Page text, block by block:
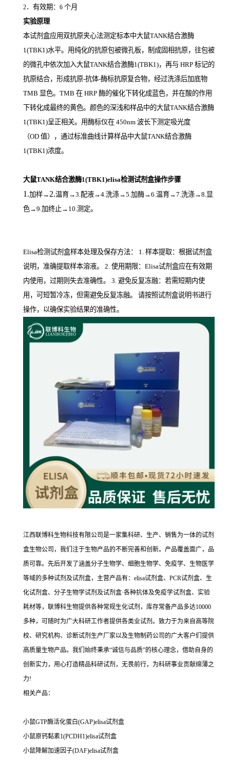
2．有效期： 6 个月
实验原理
本试剂盒应用双抗原夹心法测定标本中大鼠TANK结合激酶
1(TBK1)水平。用纯化的抗原包被微孔板，制成固相抗原，往包被
的微孔中依次加入大鼠TANK结合激酶1(TBK1)，再与 HRP 标记的
抗原结合，形成抗原-抗体-酶标抗原复合物，经过洗涤后加底物
TMB 显色。 TMB 在 HRP 酶的催化下转化成蓝色，并在酸的作用
下转化成最终的黄色。颜色的深浅和样品中的大鼠TANK结合激酶
1(TBK1)呈正相关。用酶标仪在 450nm 波长下测定吸光度
（OD 值），通过标准曲线计算样品中大鼠TANK结合激酶
1(TBK1)浓度。
大鼠TANK结合激酶1(TBK1)elisa检测试剂盒操作步骤
1.加样→ 2.温育→3.配液→4.洗涤→5.加酶→6.温育→7.洗涤→8.显
色→9.加终止→10.测定。
Elisa检测试剂盒样本处理及保存方法： 1. 样本提取：根据试剂盒
说明，准确提取样本溶液。 2. 使用期限：Elisa试剂盒应在有效期
内使用，过期则失去准确性。 3. 避免反复冻融：若需短期内使
用，可短暂冷冻，但需避免反复冻融。 请按照试剂盒说明书进行
操作，以确保实验结果的准确性。
江西联博科生物科技有限公司是一家集科研、生产、销售为一体的试剂
盒生物公司，我们注于生物产品的不断完善和创新。产品覆盖面广，品
质可靠。先后开发了涵盖分子生物学、细胞生物学、免疫学、生物医学
等域的多种试剂及试剂盒，主营产品有：elisa试剂盒、PCR试剂盒、生
化试剂盒、分子生物学试剂及试剂盒·各种抗体及免疫学试剂盒、实验
耗材等，联博科生物提供各种常规生化试剂，库存常备产品多达10000
多种，可随时为广大科研工作者提供各类业试剂。致力于为来自高等院
校、研究机构、诊断试剂生产厂家以及生物制药公司的广大客户们提供
高质量生物产品。我们始终秉承“诚信与品质”的核心理念，借助自身的
创新实力，用心打造精品科研试剂，无畏前行，为科研事业贡献绵薄之
力!
相关产品：
小鼠GTP酶活化蛋白(GAP)elisa试剂盒
小鼠原钙黏素1(PCDH1)elisa试剂盒
小鼠降解加速因子(DAF)elisa试剂盒